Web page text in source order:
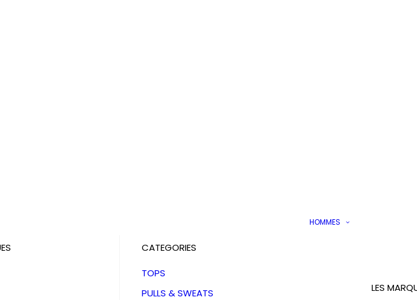
CATEGORIES
TOPS
PULLS & SWEATS
HOMMES
LES